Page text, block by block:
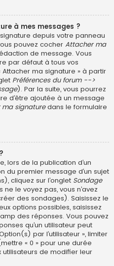
à mes messages ?
depuis votre panneau
pouvez cocher Attacher ma
de message. Vous
par défaut à tous vos
Attacher ma signature » à partir
Préférences du forum -->
). Par la suite, vous pourrez
d’être ajoutée à un message
signaturedans le formulaire
lors de la publication d’un
du premier message d’un sujet
cliquez sur l’onglet Sondage
le voyez pas, vous n’avez
des sondages). Saisissez le
options possibles, saisissez
des réponses. Vous pouvez
qu’un utilisateur peut
par l’utilisateur », limiter
« 0 » pour une durée
de modifier leur